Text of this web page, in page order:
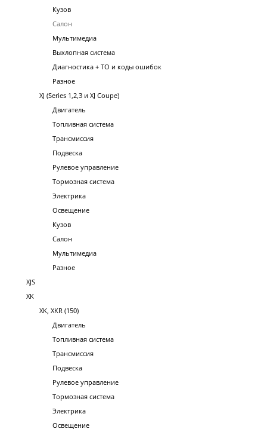
Кузов
Салон
Мультимедиа
Выхлопная система
Диагностика + ТО и коды ошибок
Разное
XJ (Series 1,2,3 и XJ Coupe)
Двигатель
Топливная система
Трансмиссия
Подвеска
Рулевое управление
Тормозная система
Электрика
Освещение
Кузов
Салон
Мультимедиа
Разное
XJS
XK
XK, XKR (150)
Двигатель
Топливная система
Трансмиссия
Подвеска
Рулевое управление
Тормозная система
Электрика
Освещение